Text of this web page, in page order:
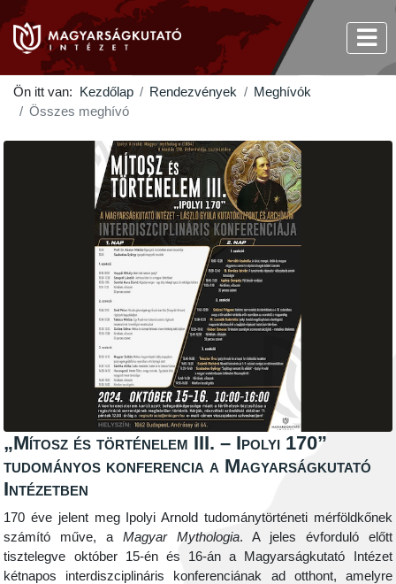
Ön itt van: Kezdőlap Rendezvények
Meghívók
Összes meghívó
„Mítosz és történelem III. – Ipolyi 170”
tudományos konferencia a Magyarságkutató
Intézetben
170 éve jelent meg Ipolyi Arnold tudománytörténeti mérföldkőnek
számító műve, aMagyar Mythologia. A jeles évforduló előtt
tisztelegve október 15-én és 16-án a Magyarságkutató Intézet
kétnapos interdiszciplináris konferenciának ad otthont, amelyre